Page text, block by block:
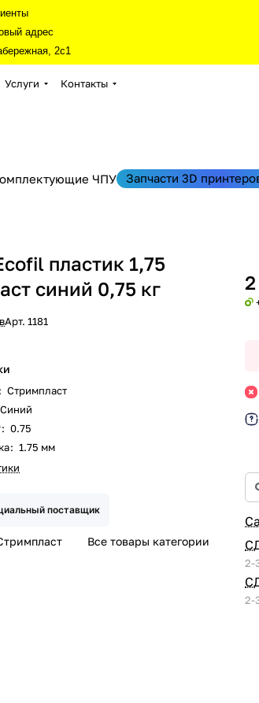
адрес
2с1
Услуги Контакты
ЧПУ Запчасти 3D
пластик 1,75
синий 0,75 кг
Арт.1181
: Стримпласт
Синий
: 0.75
: 1.75 мм
поставщик
Все товары категории
2-
2-